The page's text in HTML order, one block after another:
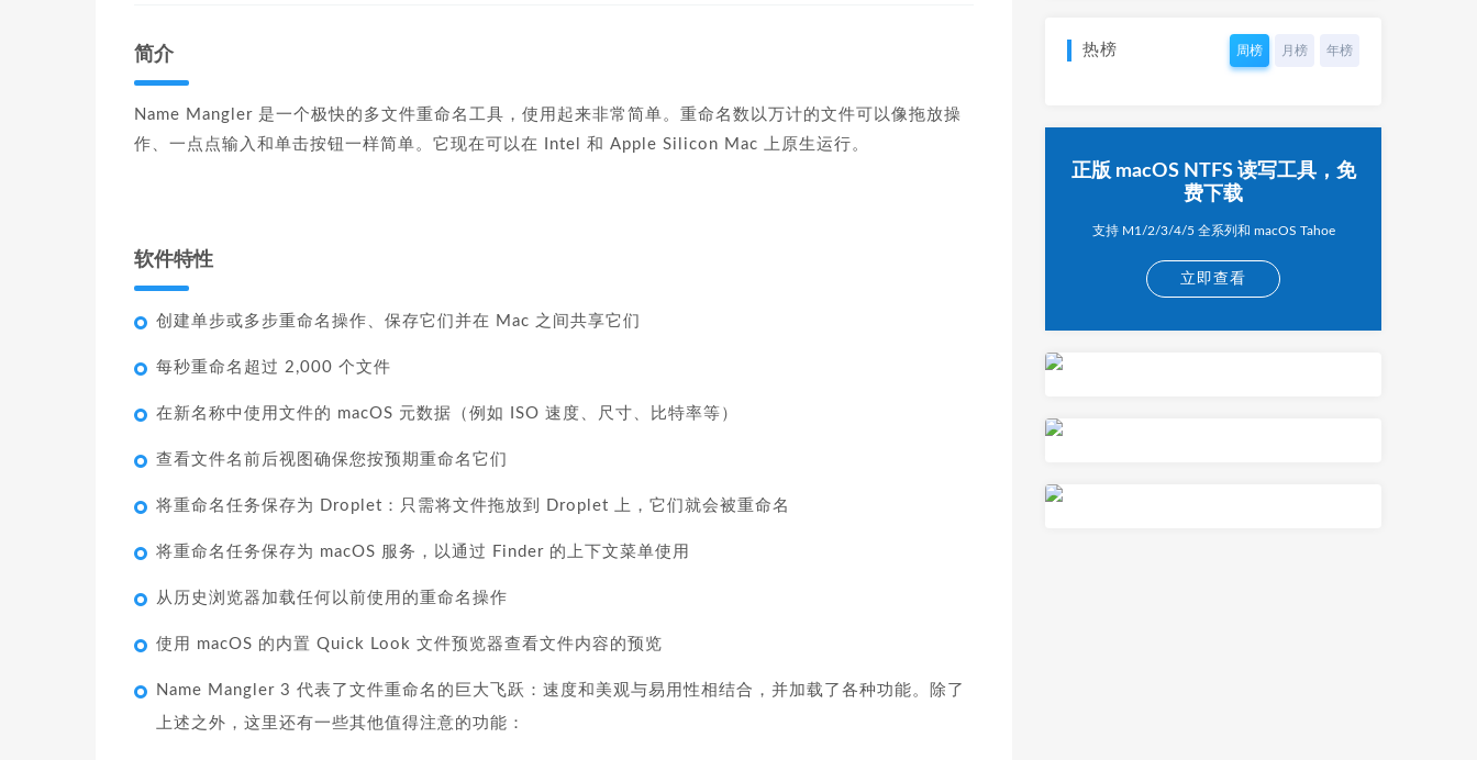
简介
Name Mangler 是一个极快的多文件重命名工具，使用起来非常简单。重命名数以万计的文件可以像拖放操
作、一点点输入和单击按钮一样简单。它现在可以在 Intel 和 Apple Silicon Mac 上原生运行。
软件特性
创建单步或多步重命名操作、保存它们并在 Mac 之间共享它们
每秒重命名超过 2,000 个文件
在新名称中使用文件的 macOS 元数据（例如 ISO 速度、尺寸、比特率等）
查看文件名前后视图确保您按预期重命名它们
将重命名任务保存为 Droplet：只需将文件拖放到 Droplet 上，它们就会被重命名
将重命名任务保存为 macOS 服务，以通过 Finder 的上下文菜单使用
从历史浏览器加载任何以前使用的重命名操作
使用 macOS 的内置 Quick Look 文件预览器查看文件内容的预览
Name Mangler 3 代表了文件重命名的巨大飞跃：速度和美观与易用性相结合，并加载了各种功能。除了
上述之外，这里还有一些其他值得注意的功能：
热榜 周榜 月榜 年榜
正版 macOS NTFS 读写工具，免
费下载
支持 M1/2/3/4/5 全系列和 macOS Tahoe
立即查看